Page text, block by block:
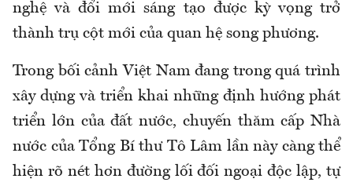
nghệ và đổi mới sáng tạo được kỳ vọng trở
thành trụ cột mới của quan hệ song phương.
Trong bối cảnh Việt Nam đang trong quá trình
xây dựng và triển khai những định hướng phát
triển lớn của đất nước, chuyến thăm cấp Nhà
nước của Tổng Bí thư Tô Lâm lần này càng thể
hiện rõ nét hơn đường lối đối ngoại độc lập, tự